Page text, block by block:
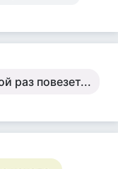
раз повезет...